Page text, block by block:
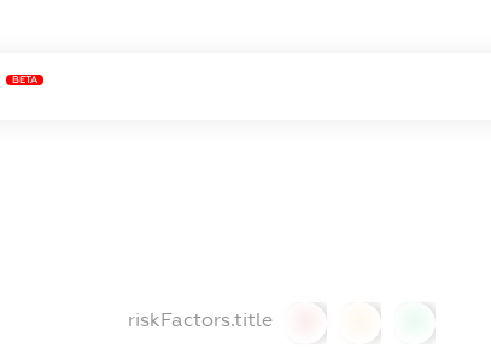
BETA
riskFactors.title